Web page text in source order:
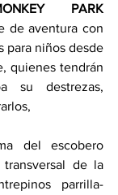
PARK
de aventura con
para niños desde
quienes tendrán
su destrezas,
del escobero
transversal de la
parrilla-